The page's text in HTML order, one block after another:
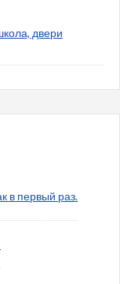
двери
в первый раз.